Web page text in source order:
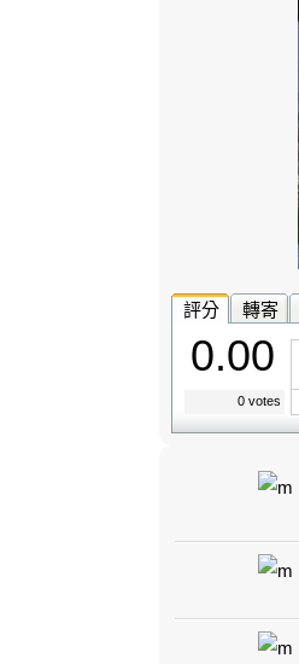
評分 轉寄
0.00
0 votes